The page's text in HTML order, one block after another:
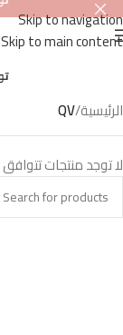
Skip to navigation
Skip to main content
الرئيسية/
QV
لا توجد منتجات